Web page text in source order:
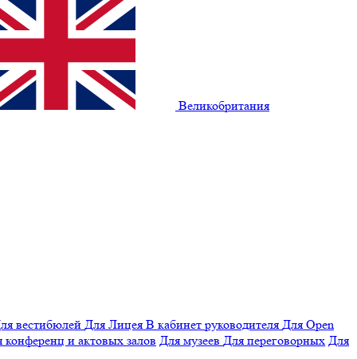
Великобритания
вестибюлей Для Лицея В кабинет руководителя Для Open
конференц и актовых залов Для музеев Для переговорных Для